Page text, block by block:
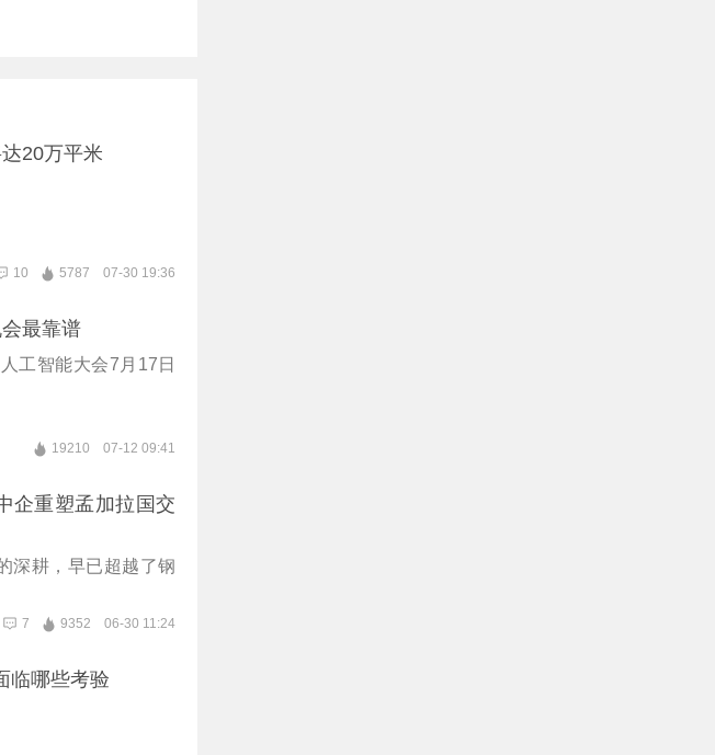
20万平米
10 5787 07-30 19:36
最靠谱
工智能大会7月17日
19210 07-12 09:41
企重塑孟加拉国交
深耕，早已超越了钢
7 9352 06-30 11:24
临哪些考验